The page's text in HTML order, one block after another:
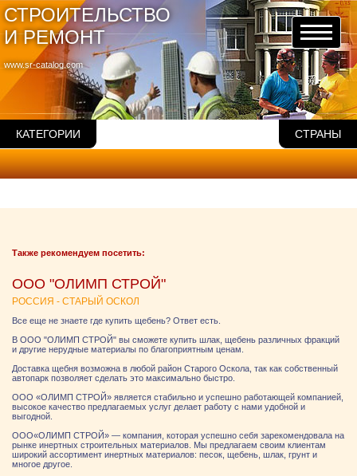
www.sr-catalog.com
СТРОИТЕЛЬСТВО
И РЕМОНТ
КАТЕГОРИИ СТРАНЫ
Также рекомендуем посетить:
ООО "ОЛИМП СТРОЙ"
РОССИЯ - СТАРЫЙ ОСКОЛ
Все еще не знаете где купить щебень? Ответ есть.
В ООО "ОЛИМП СТРОЙ" вы сможете купить шлак, щебень различных фракций
и другие нерудные материалы по благоприятным ценам.
Доставка щебня возможна в любой район Старого Оскола, так как собственный
автопарк позволяет сделать это максимально быстро.
ООО «ОЛИМП СТРОЙ» является стабильно и успешно работающей компанией,
высокое качество предлагаемых услуг делает работу с нами удобной и
выгодной.
ООО«ОЛИМП СТРОЙ» — компания, которая успешно себя зарекомендовала на
рынке инертных строительных материалов. Мы предлагаем своим клиентам
широкий ассортимент инертных материалов: песок, щебень, шлак, грунт и
многое другое.